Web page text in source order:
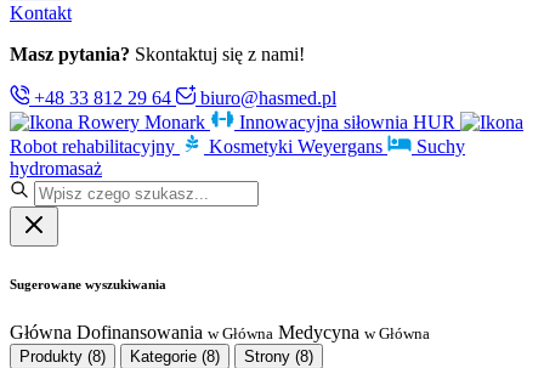
Kontakt
Masz pytania? Skontaktuj się z nami!
+48 33 812 29 64
biuro@hasmed.pl
Rowery Monark
Innowacyjna siłownia HUR
Robot rehabilitacyjny
Kosmetyki Weyergans
Suchy
hydromasaż
Sugerowane wyszukiwania
Główna Dofinansowania w Główna Medycyna w Główna
Produkty (8) Kategorie (8) Strony (8)